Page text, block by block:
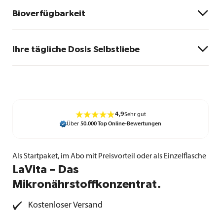
Bioverfügbarkeit 
Vitaminwerte im Blut verbesserten sich bei täglicher
Ihre tägliche Dosis Selbstliebe 
4,9Sehr gut
Über 50.000 Top Online-Bewertungen
Als Startpaket, im Abo mit Preisvorteil oder als Einzelflasche
LaVita – Das
Mikronährstoffkonzentrat.
Kostenloser Versand